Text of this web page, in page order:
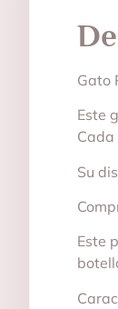
Gato
Este
Su
Este